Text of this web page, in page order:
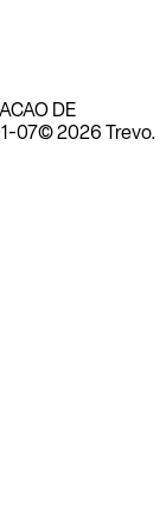
DE
07© 2026 Trevo.